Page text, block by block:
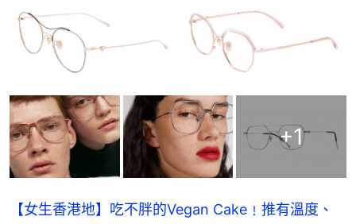
+1
【女生香港地】吃不胖的Vegan Cake﹗推有溫度、